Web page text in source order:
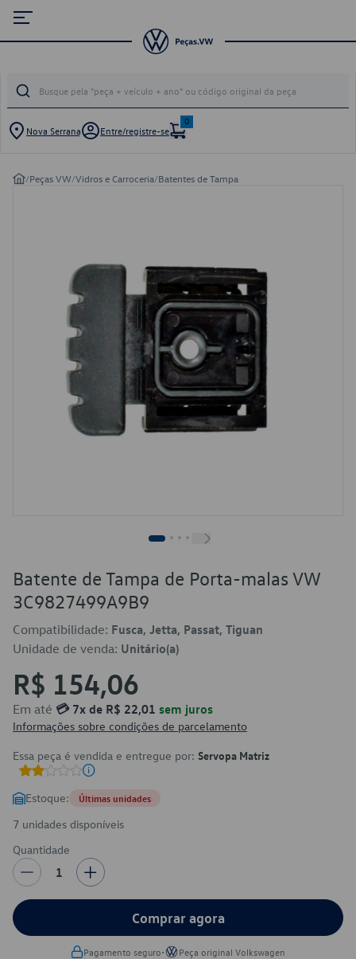
Nova Serrana Entre/registre-se
0
/Peças VW/Vidros e Carroceria/Batentes de Tampa
Batente de Tampa de Porta-malas VW
3C9827499A9B9
Compatibilidade: Fusca, Jetta, Passat, Tiguan
Unidade de venda: Unitário(a)
R$ 154,06
Em até 💳 7x de R$ 22,01 sem juros
Informações sobre condições de parcelamento
Essa peça é vendida e entregue por: Servopa Matriz
Estoque: Últimas unidades
7 unidades disponíveis
Quantidade
1
Comprar agora
Pagamento seguro• Peça original Volkswagen